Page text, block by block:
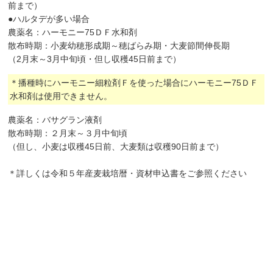
前まで）
●ハルタデが多い場合
農薬名：ハーモニー75ＤＦ水和剤
散布時期：小麦幼穂形成期～穂ばらみ期・大麦節間伸長期
（2月末～3月中旬頃・但し収穫45日前まで）
＊播種時にハーモニー細粒剤Ｆを使った場合にハーモニー75ＤＦ
水和剤は使用できません。
農薬名：バサグラン液剤
散布時期：２月末～３月中旬頃
（但し、小麦は収穫45日前、大麦類は収穫90日前まで）
＊詳しくは令和５年産麦栽培暦・資材申込書をご参照ください